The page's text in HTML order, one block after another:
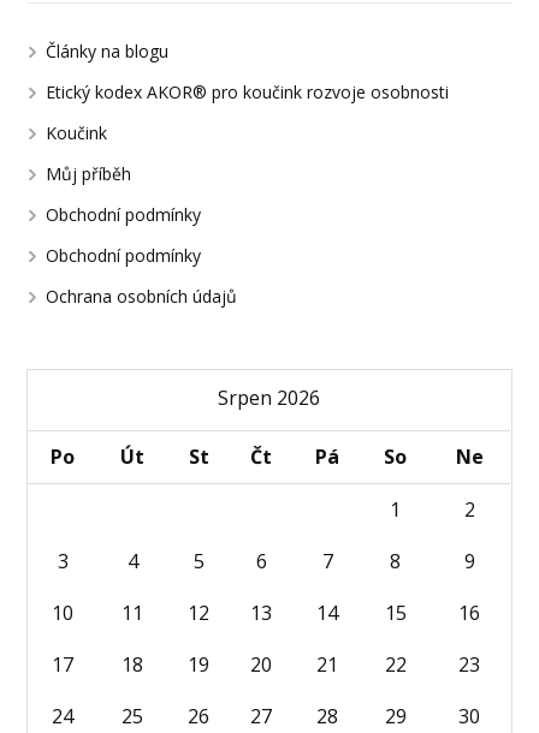
Články na blogu
Etický kodex AKOR® pro koučink rozvoje osobnosti
Koučink
Můj příběh
Obchodní podmínky
Obchodní podmínky
Ochrana osobních údajů
Srpen 2026
Po Út St Čt Pá So
Ne
1
2
3
4 5 6 7 8
9
10
11 12 13 14 15
16
17
18 19 20 21 22
23
24
25 26 27 28 29 30